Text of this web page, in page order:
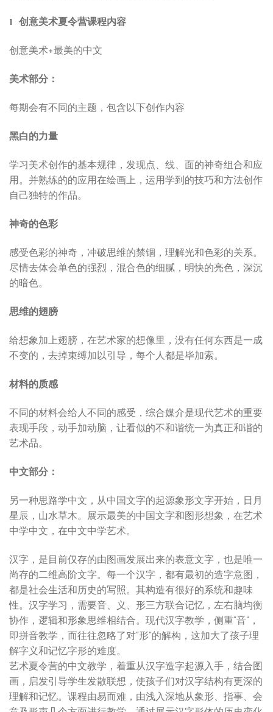
1 创意美术夏令营课程内容
创意美术+最美的中文
美术部分：
每期会有不同的主题，包含以下创作内容
黑白的力量
学习美术创作的基本规律，发现点、线、面的神奇组合和应
用。并熟练的的应用在绘画上，运用学到的技巧和方法创作
自己独特的作品。
神奇的色彩
感受色彩的神奇，冲破思维的禁锢，理解光和色彩的关系。
尽情去体会单色的强烈，混合色的细腻，明快的亮色，深沉
的暗色。
思维的翅膀
给想象加上翅膀，在艺术家的想像里，没有任何东西是一成
不变的，去掉束缚加以引导，每个人都是毕加索。
材料的质感
不同的材料会给人不同的感受，综合媒介是现代艺术的重要
表现手段，动手加动脑，让看似的不和谐统一为真正和谐的
艺术品。
中文部分：
另一种思路学中文，从中国文字的起源象形文字开始，日月
星辰，山水草木。展示最美的中国文字和图形想象，在艺术
中学中文，在中文中学艺术。
汉字，是目前仅存的由图画发展出来的表意文字，也是唯一
尚存的二维高阶文字。每一个汉字，都有最初的造字意图，
都是社会生活和历史的写照。其构造有很好的系统和趣味
性。汉字学习，需要音、义、形三方联合记忆，左右脑均衡
协作，逻辑和形象思维相结合。现代汉字教学，侧重“音”，
即拼音教学，而往往忽略了对“形”的解构，这加大了孩子理
解字义和记忆字形的难度。
艺术夏令营的中文教学，着重从汉字造字起源入手，结合图
画，启发引导学生发散联想，使孩子们对汉字结构有更深的
理解和记忆。课程由易而难，由浅入深地从象形、指事、会